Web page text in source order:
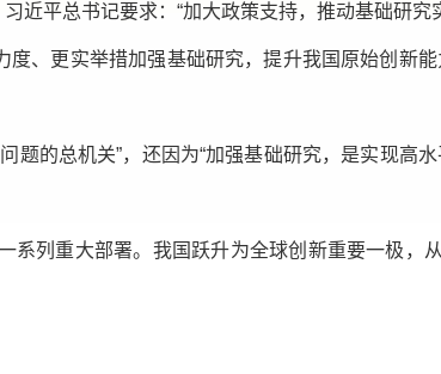
近平总书记要求：“加大政策支持，推动基础研究
、更实举措加强基础研究，提升我国原始创新
的总机关”，还因为“加强基础研究，是实现高
列重大部署。我国跃升为全球创新重要一极，